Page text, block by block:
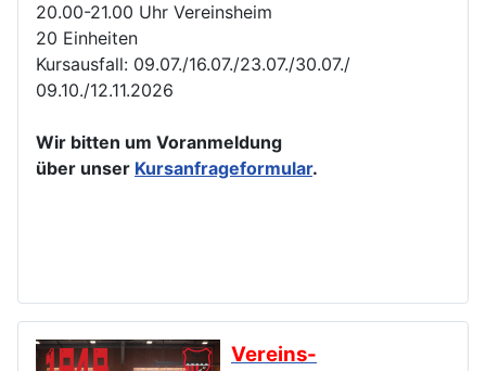
20.00-21.00 Uhr Vereinsheim
20 Einheiten
Kursausfall: 09.07./16.07./23.07./30.07./
09.10./12.11.2026
Wir bitten um Voranmeldung
über unser Kursanfrageformular.
Vereins-